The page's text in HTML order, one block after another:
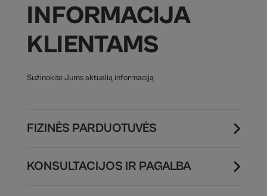
INFORMACIJA
KLIENTAMS
Sužinokite Jums aktualią informaciją
FIZINĖS PARDUOTUVĖS
KONSULTACIJOS IR PAGALBA